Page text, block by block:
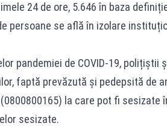
24 de ore, 5.646 în baza
se află în izolare
de COVID-19,
faptă prevăzută și pedepsită de
la care pot fi
sesizate.